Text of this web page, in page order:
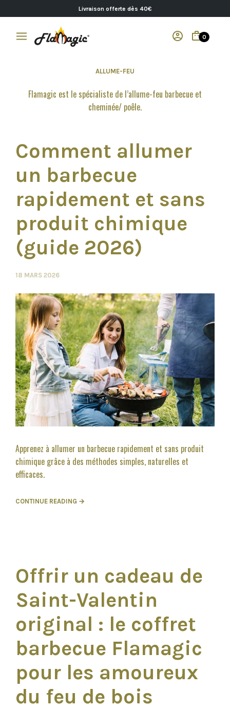
Livraison offerte dès 40€
0
ALLUME-FEU
Flamagic est le spécialiste de l’allume-feu barbecue et
cheminée/ poêle.
Comment allumer
un barbecue
rapidement et sans
produit chimique
(guide 2026)
18 MARS 2026
Apprenez à allumer un barbecue rapidement et sans produit
chimique grâce à des méthodes simples, naturelles et
efficaces.
CONTINUE READING →
Offrir un cadeau de
Saint-Valentin
original : le coffret
barbecue Flamagic
pour les amoureux
du feu de bois